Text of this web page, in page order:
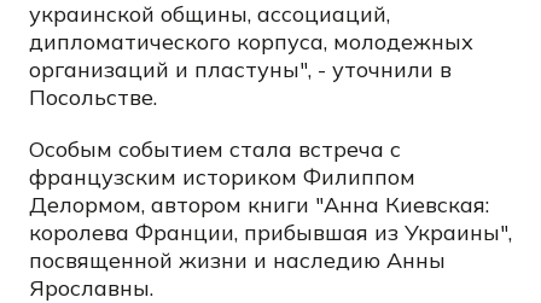
украинской общины, ассоциаций,
дипломатического корпуса, молодежных
организаций и пластуны", - уточнили в
Посольстве.
Особым событием стала встреча с
французским историком Филиппом
Делормом, автором книги "Анна Киевская:
королева Франции, прибывшая из Украины",
посвященной жизни и наследию Анны
Ярославны.